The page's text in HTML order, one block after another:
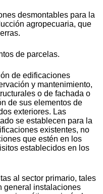
desmontables para la
agropecuaria, que
de parcelas.
de edificaciones
y mantenimiento,
o de fachada o
de sus elementos de
exteriores. Las
se establecen para la
existentes, no
que estén en los
establecidos en los
al sector primario, tales
general instalaciones